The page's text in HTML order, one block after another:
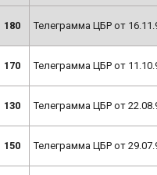
180 Телеграмма ЦБР от
170 Телеграмма ЦБР от
130 Телеграмма ЦБР от
150 Телеграмма ЦБР от